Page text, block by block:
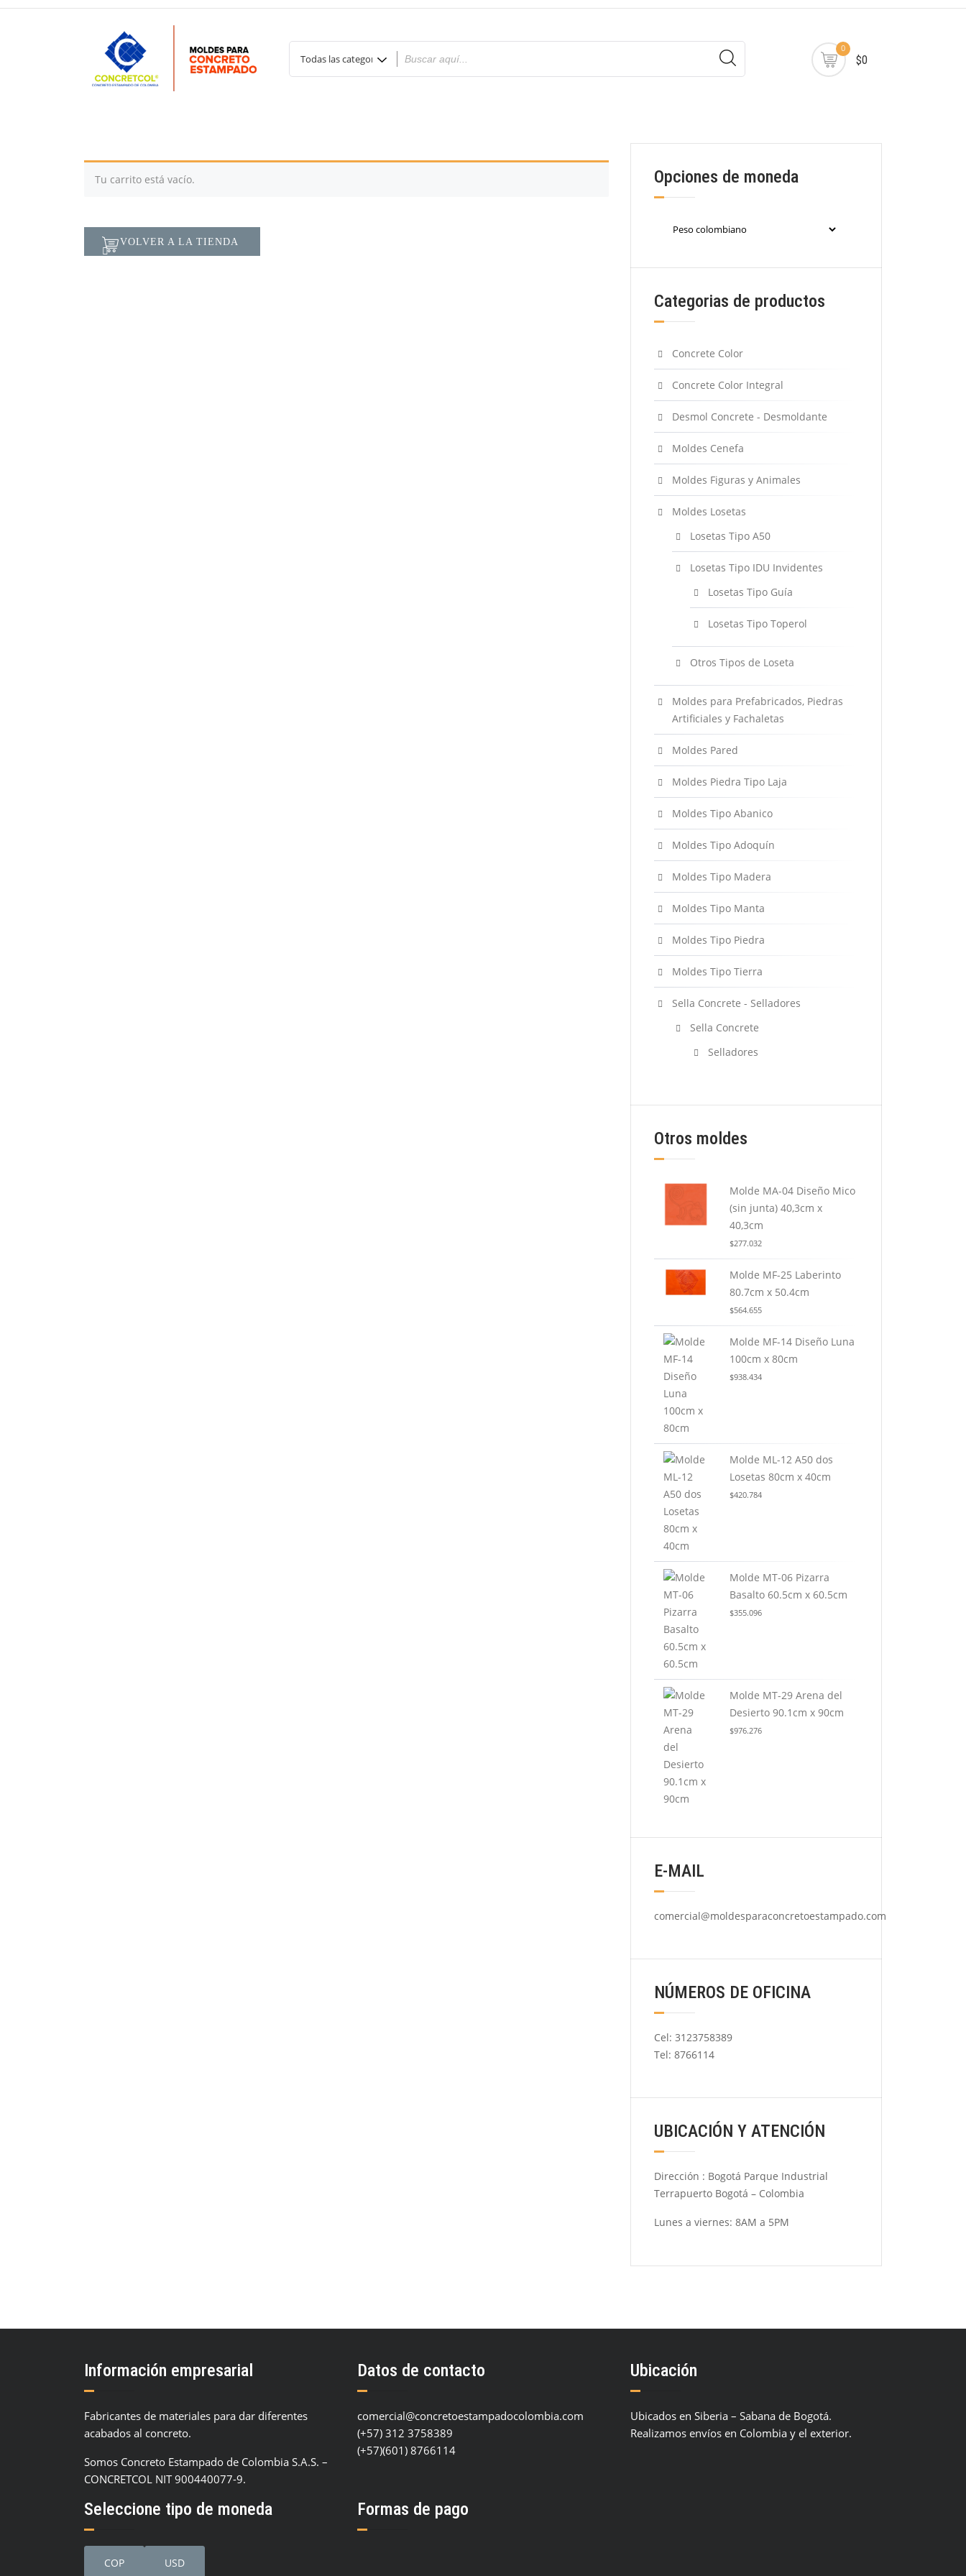
Saltar
0
$0
Tu carrito está vacío.
VOLVER A LA TIENDA
Opciones de moneda
Categorias de productos
Concrete Color
Concrete Color Integral
Desmol Concrete - Desmoldante
Moldes Cenefa
Moldes Figuras y Animales
Moldes Losetas
Losetas Tipo A50
Losetas Tipo IDU Invidentes
Losetas Tipo Guía
Losetas Tipo Toperol
Otros Tipos de Loseta
Moldes para Prefabricados, Piedras
Artificiales y Fachaletas
Moldes Pared
Moldes Piedra Tipo Laja
Moldes Tipo Abanico
Moldes Tipo Adoquín
Moldes Tipo Madera
Moldes Tipo Manta
Moldes Tipo Piedra
Moldes Tipo Tierra
Sella Concrete - Selladores
Sella Concrete
Selladores
Otros moldes
Molde MA-04 Diseño Mico
(sin junta) 40,3cm x
40,3cm
$277.032
Molde MF-25 Laberinto
80.7cm x 50.4cm
$564.655
Molde MF-14 Diseño Luna
100cm x 80cm
$938.434
Molde ML-12 A50 dos
Losetas 80cm x 40cm
$420.784
Molde MT-06 Pizarra
Basalto 60.5cm x 60.5cm
$355.096
Molde MT-29 Arena del
Desierto 90.1cm x 90cm
$976.276
E-MAIL
comercial@moldesparaconcretoestampado.com
NÚMEROS DE OFICINA
Cel: 3123758389
Tel: 8766114
UBICACIÓN Y ATENCIÓN
Dirección : Bogotá Parque Industrial
Terrapuerto Bogotá – Colombia
Lunes a viernes: 8AM a 5PM
Información empresarial
Fabricantes de materiales para dar diferentes
acabados al concreto.
Somos Concreto Estampado de Colombia S.A.S. –
CONCRETCOL NIT 900440077-9.
Datos de contacto
comercial@concretoestampadocolombia.com
(+57) 312 3758389
(+57)(601) 8766114
Ubicación
Ubicados en Siberia – Sabana de Bogotá.
Realizamos envíos en Colombia y el exterior.
Seleccione tipo de moneda
COP USD
Formas de pago